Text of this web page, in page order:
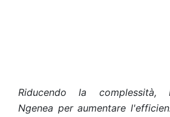
Riducendo la complessità,
Ngenea per aumentare